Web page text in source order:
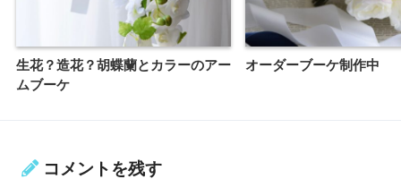
生花？造花？胡蝶蘭とカラーのアー
ムブーケ
オーダーブーケ制作中
コメントを残す